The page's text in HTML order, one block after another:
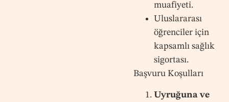
muafiyeti.
Uluslararası
öğrenciler için
kapsamlı sağlık
sigortası.
Başvuru Koşulları
Uyruğuna ve